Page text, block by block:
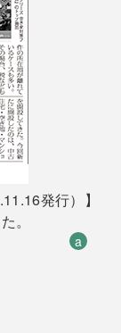
発行）】
。
a